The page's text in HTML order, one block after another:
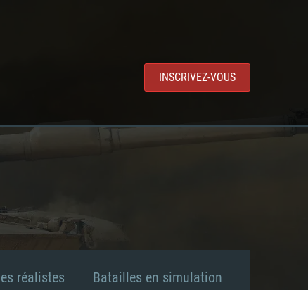
INSCRIVEZ-VOUS
réalistes Batailles en simulation